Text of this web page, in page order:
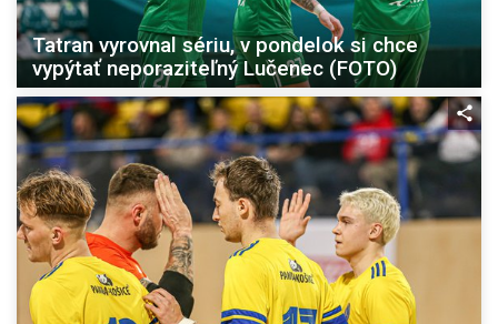
Tatran vyrovnal sériu, v pondelok si chce
vypýtať neporaziteľný Lučenec (FOTO)